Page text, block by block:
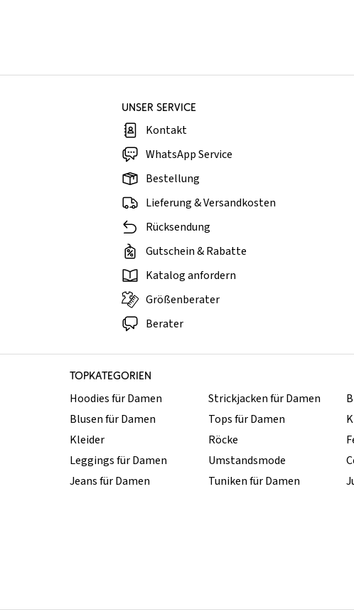
UNSER SERVICE
Kontakt
WhatsApp Service
Bestellung
Lieferung & Versandkosten
Rücksendung
Gutschein & Rabatte
Katalog anfordern
Größenberater
Berater
TOPKATEGORIEN
Hoodies für Damen
Blusen für Damen
Kleider
Leggings für Damen
Jeans für Damen
Strickjacken für Damen
Tops für Damen
Röcke
Umstandsmode
Tuniken für Damen